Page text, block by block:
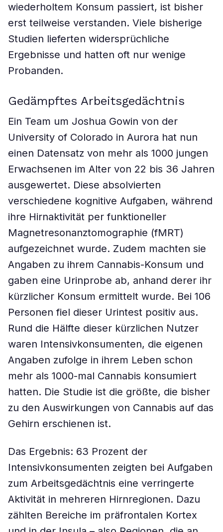
wiederholtem Konsum passiert, ist bisher
erst teilweise verstanden. Viele bisherige
Studien lieferten widersprüchliche
Ergebnisse und hatten oft nur wenige
Probanden.
Gedämpftes Arbeitsgedächtnis
Ein Team um Joshua Gowin von der
University of Colorado in Aurora hat nun
einen Datensatz von mehr als 1000 jungen
Erwachsenen im Alter von 22 bis 36 Jahren
ausgewertet. Diese absolvierten
verschiedene kognitive Aufgaben, während
ihre Hirnaktivität per funktioneller
Magnetresonanztomographie (fMRT)
aufgezeichnet wurde. Zudem machten sie
Angaben zu ihrem Cannabis-Konsum und
gaben eine Urinprobe ab, anhand derer ihr
kürzlicher Konsum ermittelt wurde. Bei 106
Personen fiel dieser Urintest positiv aus.
Rund die Hälfte dieser kürzlichen Nutzer
waren Intensivkonsumenten, die eigenen
Angaben zufolge in ihrem Leben schon
mehr als 1000-mal Cannabis konsumiert
hatten. Die Studie ist die größte, die bisher
zu den Auswirkungen von Cannabis auf das
Gehirn erschienen ist.
Das Ergebnis: 63 Prozent der
Intensivkonsumenten zeigten bei Aufgaben
zum Arbeitsgedächtnis eine verringerte
Aktivität in mehreren Hirnregionen. Dazu
zählten Bereiche im präfrontalen Kortex